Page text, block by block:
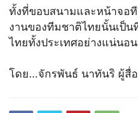
ทั้งที่ขอบสนามและหน้าจอ
งานของทีมชาติไทยนั้นเป็
ไทยทั้งประเทศอย่างแน่นอน
โดย…จักรพันธ์ นาทันริ ผู้สื่